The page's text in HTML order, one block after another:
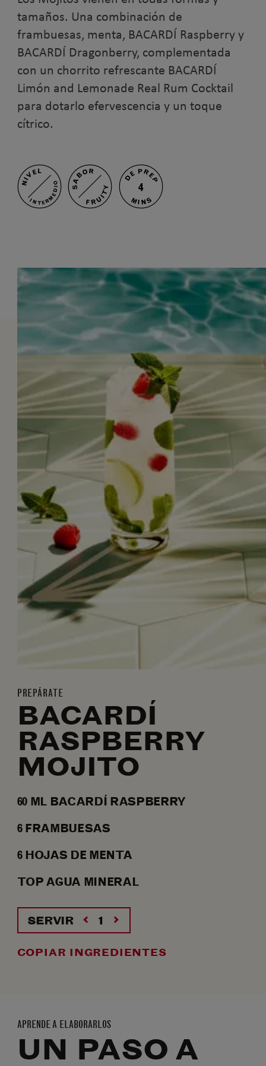
tamaños. Una combinación de
frambuesas, menta, BACARDÍ Raspberry y
BACARDÍ Dragonberry, complementada
con un chorrito refrescante BACARDÍ
Limón and Lemonade Real Rum Cocktail
para dotarlo efervescencia y un toque
cítrico.
NIVEL
INTERMEDIO
SABOR
FRUITY
DE PREP
4
MINS
PREPÁRATE
BACARDÍ
RASPBERRY
MOJITO
60 ML BACARDÍ RASPBERRY
6FRAMBUESAS
6HOJAS DE MENTA
TOP AGUA MINERAL
SERVIR
COPIAR INGREDIENTES
APRENDE A ELABORARLOS
UN PASO A